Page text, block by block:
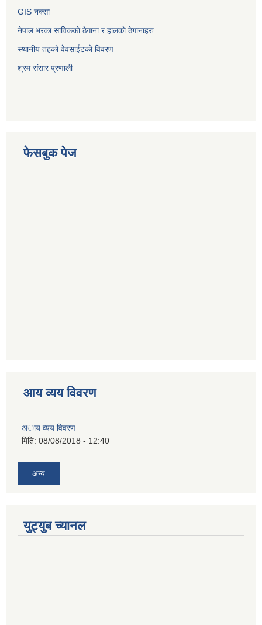
GIS नक्सा
नेपाल भरका साविककाे ठेगाना र हालकाे ठेगानाहरु
स्थानीय तहको वेवसाईटको विवरण
श्रम संसार प्रणाली
फेसबुक पेज
आय व्यय विवरण
अाय व्यय विवरण
मिति: 08/08/2018 - 12:40
अन्य
युट्युब च्यानल